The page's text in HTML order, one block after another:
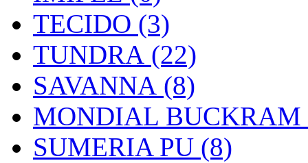
TECIDO (3)
TUNDRA (22)
SAVANNA (8)
MONDIAL BUCKRAM
SUMERIA PU (8)